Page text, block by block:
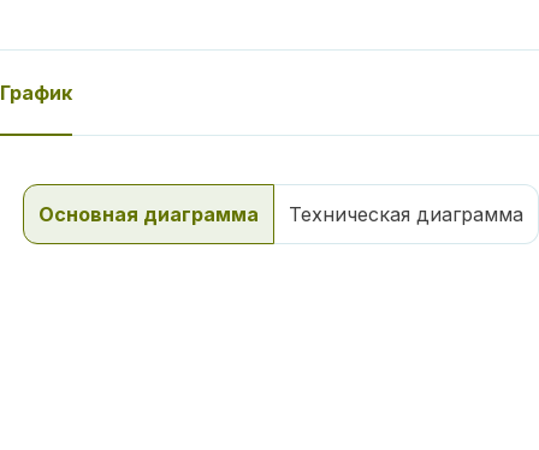
График
Основная диаграмма Техническая диаграмма